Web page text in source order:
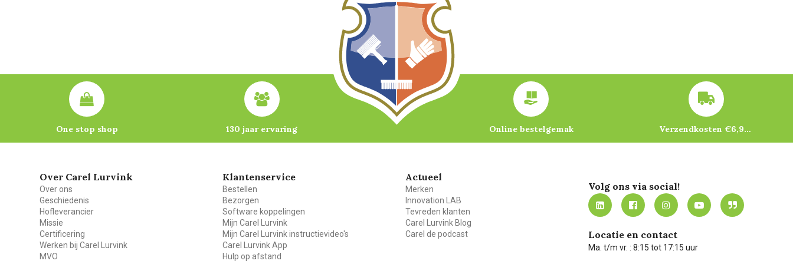
One stop shop 130 jaar ervaring Online bestelgemak Verzendkosten €6,95 – gratis bij je eerste bestelling vanaf €200
Over Carel Lurvink
Over ons
Geschiedenis
Hofleverancier
Missie
Certificering
Werken bij Carel Lurvink
MVO
Klantenservice
Bestellen
Bezorgen
Software koppelingen
Mijn Carel Lurvink
Mijn Carel Lurvink instructievideo's
Carel Lurvink App
Hulp op afstand
Actueel
Merken
Innovation LAB
Tevreden klanten
Carel Lurvink Blog
Carel de podcast
Volg ons via social!
Locatie en contact
Ma. t/m vr. : 8:15 tot 17:15 uur